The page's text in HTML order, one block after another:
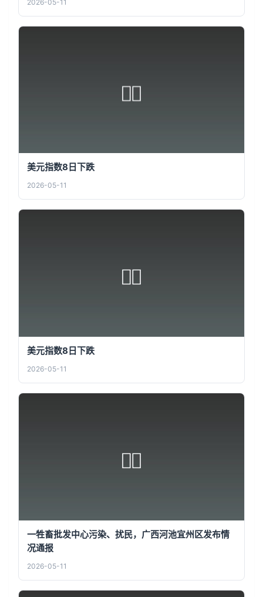
2026-05-11
美元指数8日下跌
2026-05-11
美元指数8日下跌
2026-05-11
一牲畜批发中心污染、扰民，广西河池宜州区发布情
况通报
2026-05-11